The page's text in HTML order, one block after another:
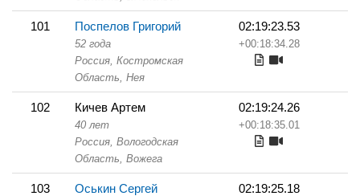
101 Поспелов Григорий
52 года
Россия, Костромская
Область, Нея
02:19:23.53
+00:18:34.28
102 Кичев Артем
40 лет
Россия, Вологодская
Область, Вожега
02:19:24.26
+00:18:35.01
103 Оськин Сергей 02:19:25.18